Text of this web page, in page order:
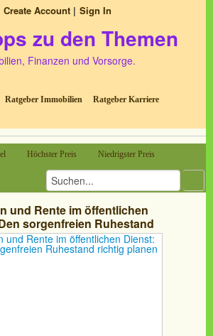
Create Account Sign In
zu den Themen
Finanzen und Vorsorge.
Ratgeber Immobilien
Ratgeber Karriere
Höchster Preis Niedrigster Preis
und Rente im öffentlichen
sorgenfreien Ruhestand
richtig planen